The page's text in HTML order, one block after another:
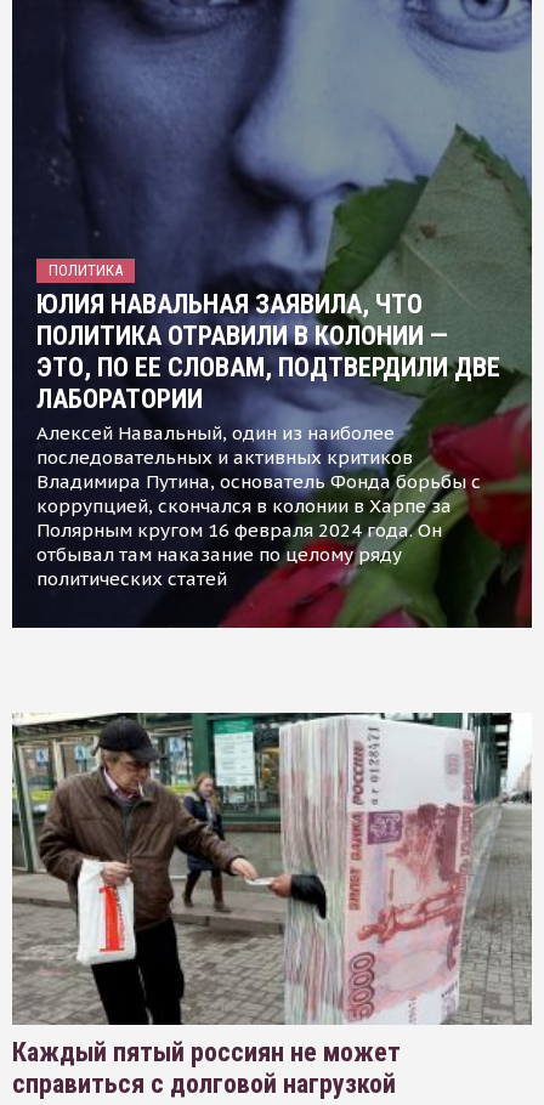
ПОЛИТИКА
ЮЛИЯ НАВАЛЬНАЯ ЗАЯВИЛА, ЧТО
ПОЛИТИКА ОТРАВИЛИ В КОЛОНИИ —
ЭТО, ПО ЕЕ СЛОВАМ, ПОДТВЕРДИЛИ ДВЕ
ЛАБОРАТОРИИ
Алексей Навальный, один из наиболее
последовательных и активных критиков
Владимира Путина, основатель Фонда борьбы с
коррупцией, скончался в колонии в Харпе за
Полярным кругом 16 февраля 2024 года. Он
отбывал там наказание по целому ряду
политических статей
Каждый пятый россиян не может
справиться с долговой нагрузкой